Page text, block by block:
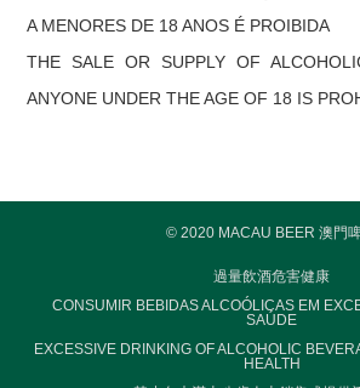
A MENORES DE 18 ANOS É PROIBIDA
THE SALE OR SUPPLY OF
ANYONE UNDER THE AGE OF 18 IS
© 2020 MACAU BEER 澳門
過量飲酒危害健康
CONSUMIR BEBIDAS ALCOÓLICAS EM
SAÚDE
EXCESSIVE DRINKING OF ALCOHOLIC
HEALTH